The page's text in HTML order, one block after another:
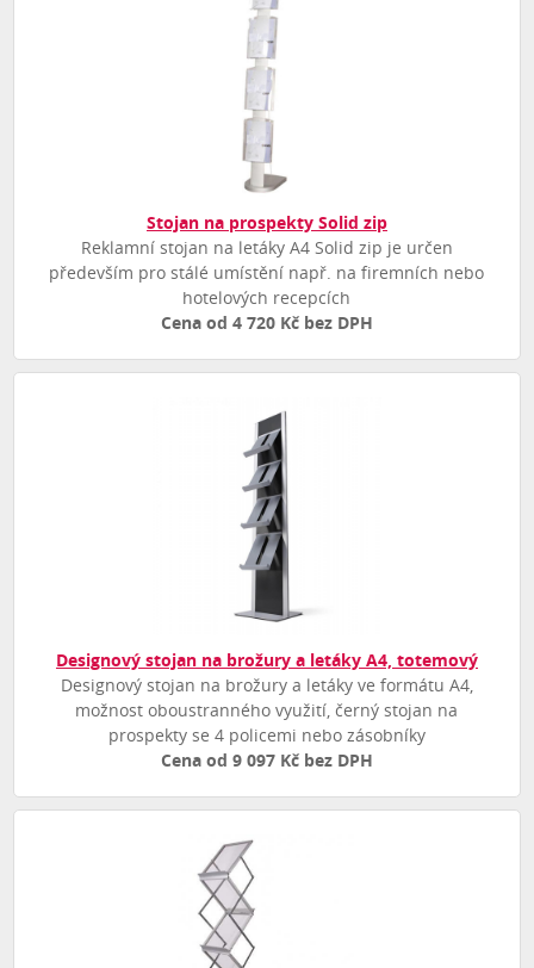
Stojan na prospekty Solid zip
Reklamní stojan na letáky A4 Solid zip je určen
především pro stálé umístění např. na firemních nebo
hotelových recepcích
Cena od 4 720 Kč bez DPH
Designový stojan na brožury a letáky A4, totemový
Designový stojan na brožury a letáky ve formátu A4,
možnost oboustranného využití, černý stojan na
prospekty se 4 policemi nebo zásobníky
Cena od 9 097 Kč bez DPH